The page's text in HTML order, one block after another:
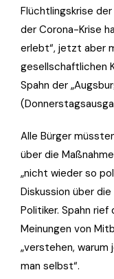
Flüchtlingskrise
der Corona-Krise
erlebt“, jetzt aber
gesellschaftlichen
Spahn der
Alle Bürger
über die
„nicht wieder so
Diskussion über
Politiker. Spahn
Meinungen von
„verstehen, warum
man selbst“.